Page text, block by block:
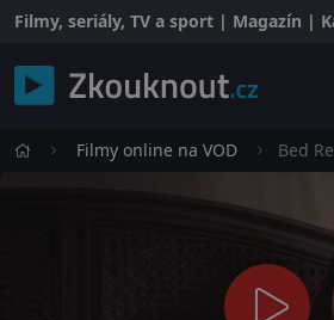
Filmy, seriály, TV a sport | Magazín |
Filmy online na VOD Bed